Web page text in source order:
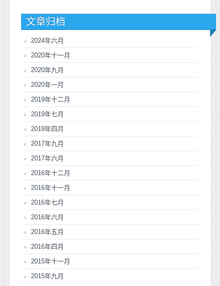
文章归档
2024年六月
2020年十一月
2020年九月
2020年一月
2019年十二月
2019年七月
2019年四月
2017年九月
2017年六月
2016年十二月
2016年十一月
2016年七月
2016年六月
2016年五月
2016年四月
2015年十一月
2015年九月